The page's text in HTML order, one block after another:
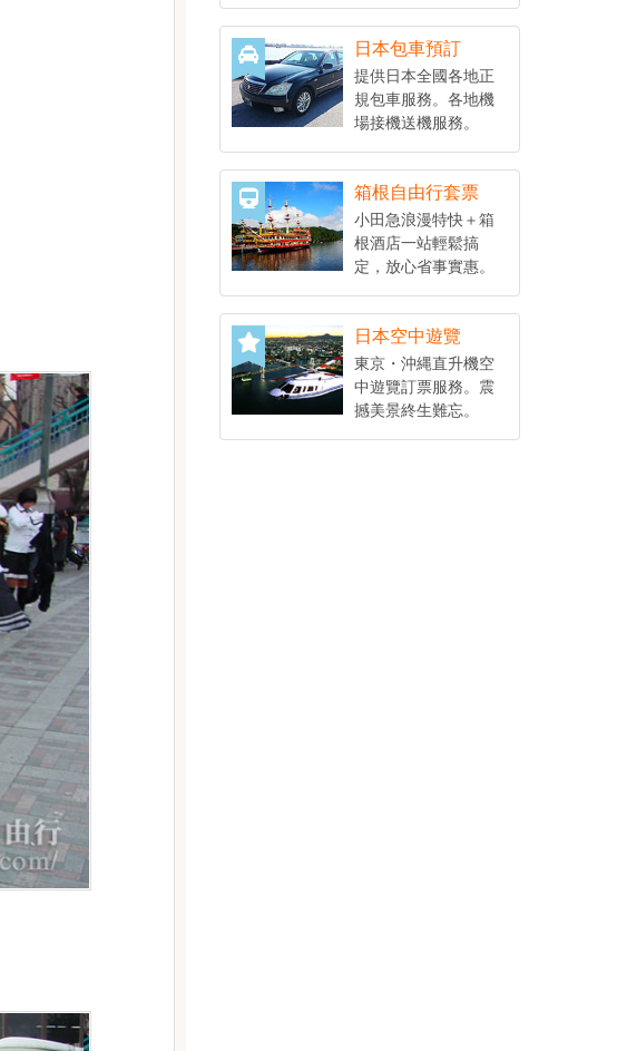
日本包車預訂
提供日本全國各地正
規包車服務。各地機
場接機送機服務。
箱根自由行套票
小田急浪漫特快＋箱
根酒店一站輕鬆搞
定，放心省事實惠。
日本空中遊覽
東京・沖縄直升機空
中遊覽訂票服務。震
撼美景終生難忘。